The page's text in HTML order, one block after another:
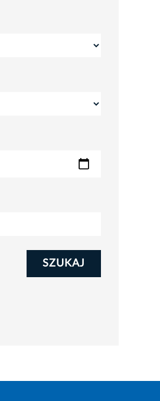
SZUKAJ